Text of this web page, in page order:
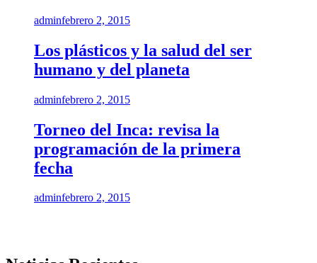
adminfebrero 2, 2015
Los plásticos y la salud del ser
humano y del planeta
adminfebrero 2, 2015
Torneo del Inca: revisa la
programación de la primera
fecha
adminfebrero 2, 2015